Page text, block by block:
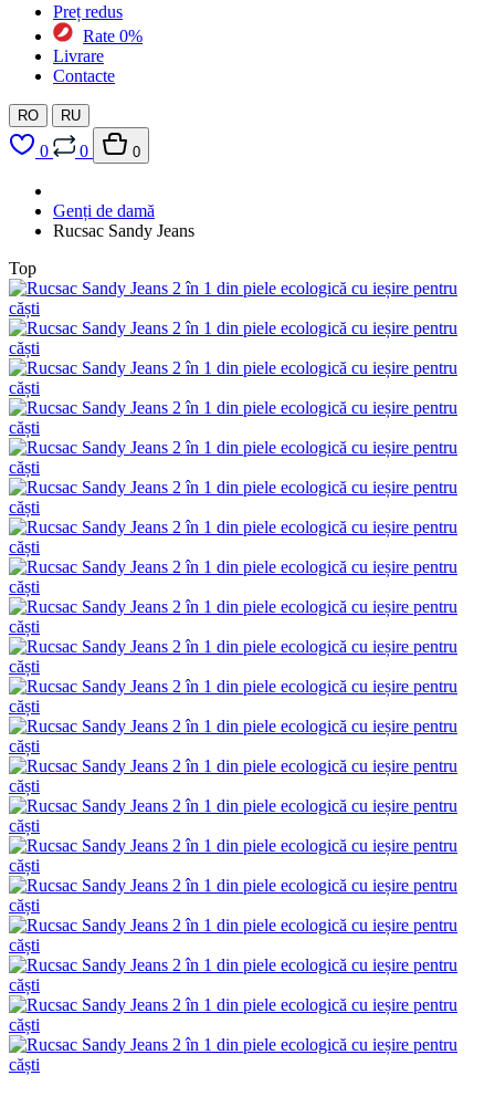
Preț redus
Rate 0%
Livrare
Contacte
RO RU
0 0 0
Genți de damă
Rucsac Sandy Jeans
Top